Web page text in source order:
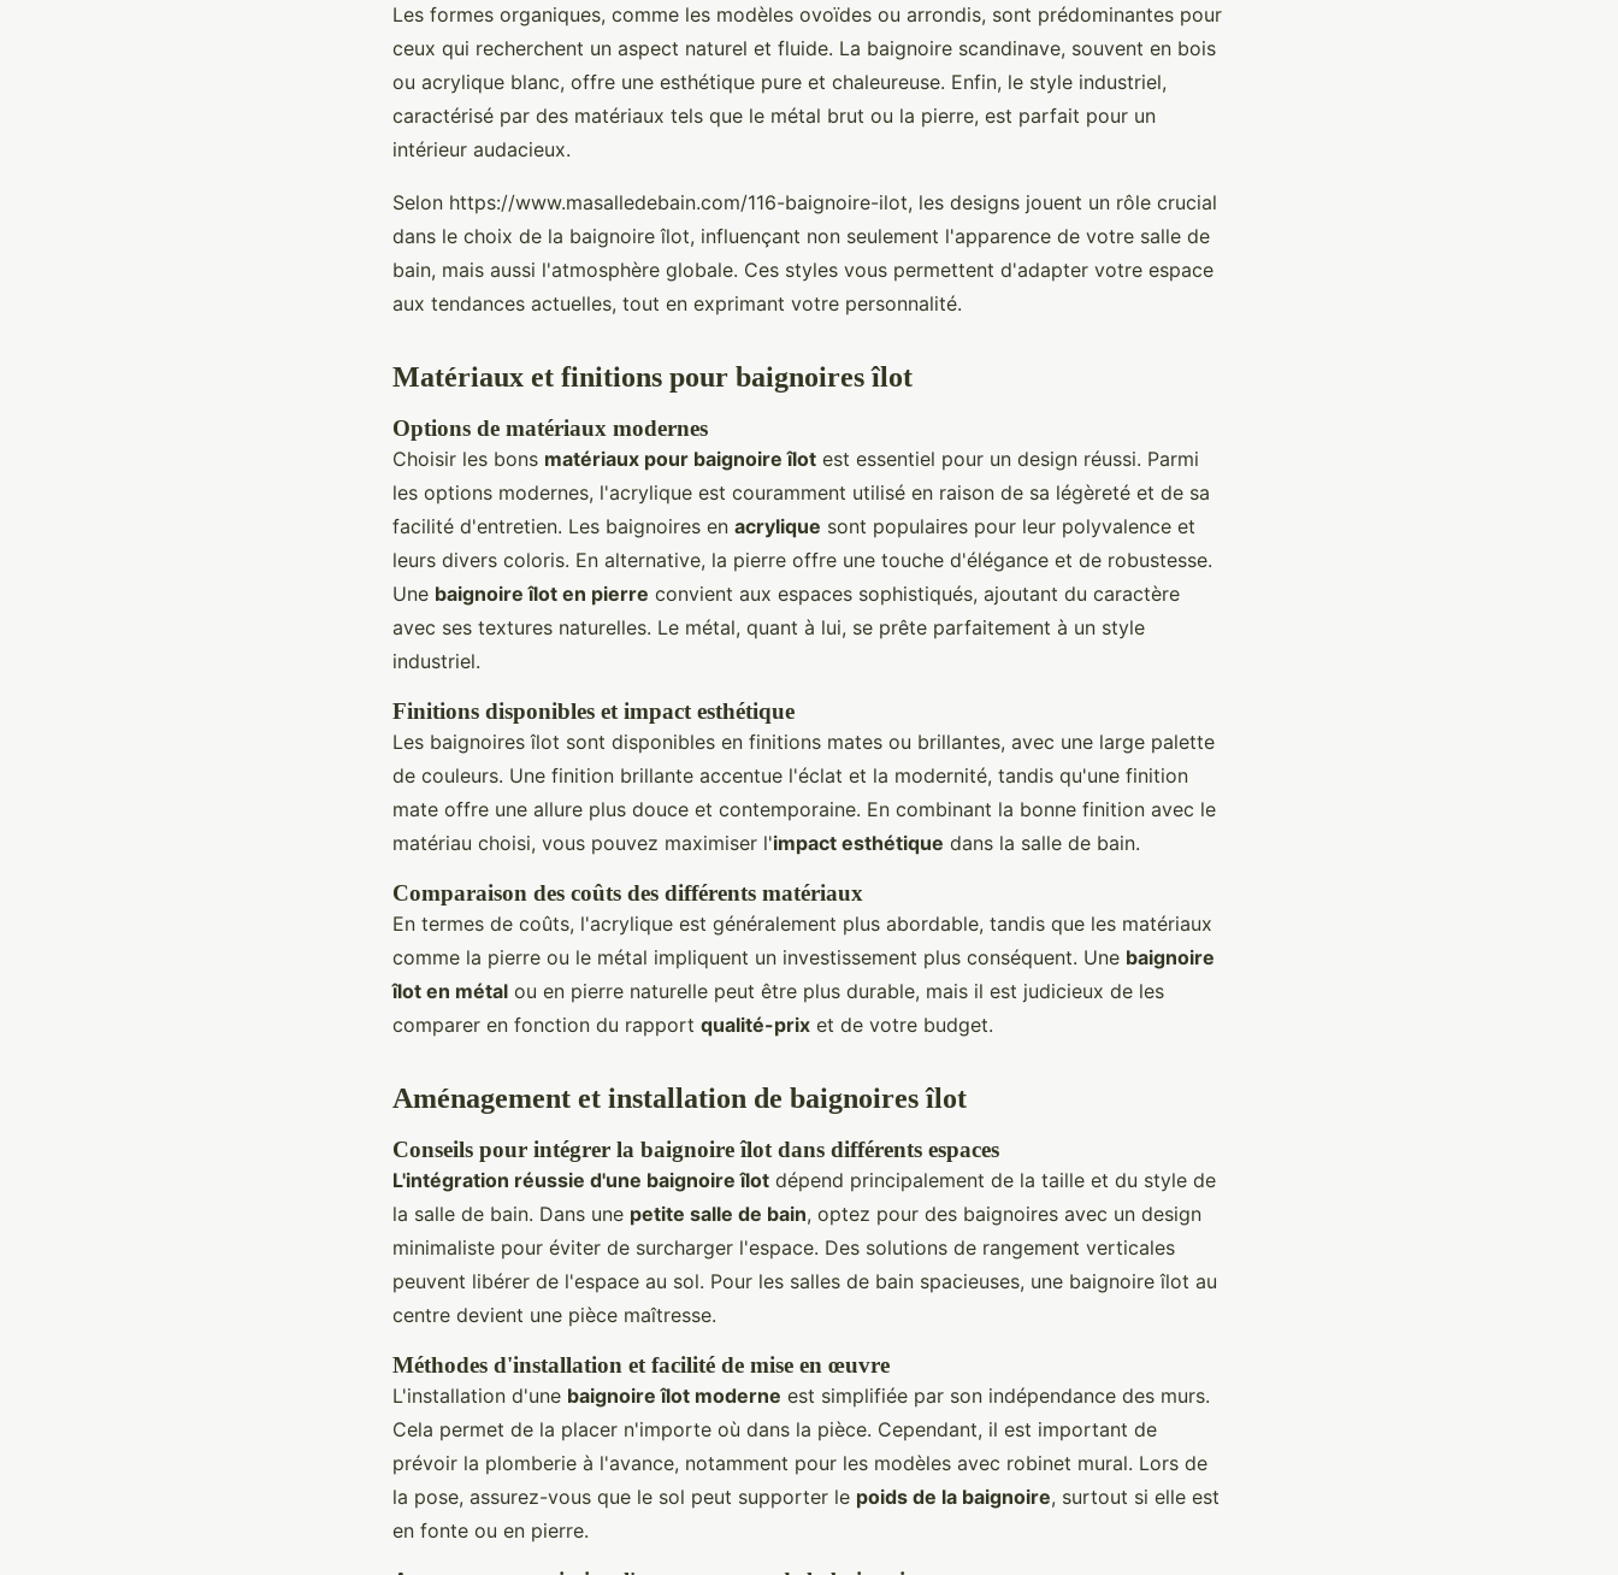
Les formes organiques, comme les modèles ovoïdes ou arrondis, sont prédominantes pour
ceux qui recherchent un aspect naturel et fluide. La baignoire scandinave, souvent en bois
ou acrylique blanc, offre une esthétique pure et chaleureuse. Enfin, le style industriel,
caractérisé par des matériaux tels que le métal brut ou la pierre, est parfait pour un
intérieur audacieux.
Selon https://www.masalledebain.com/116-baignoire-ilot, les designs jouent un rôle crucial
dans le choix de la baignoire îlot, influençant non seulement l'apparence de votre salle de
bain, mais aussi l'atmosphère globale. Ces styles vous permettent d'adapter votre espace
aux tendances actuelles, tout en exprimant votre personnalité.
Matériaux et finitions pour baignoires îlot
Options de matériaux modernes
Choisir les bons matériaux pour baignoire îlot est essentiel pour un design réussi. Parmi
les options modernes, l'acrylique est couramment utilisé en raison de sa légèreté et de sa
facilité d'entretien. Les baignoires en acrylique sont populaires pour leur polyvalence et
leurs divers coloris. En alternative, la pierre offre une touche d'élégance et de robustesse.
Une baignoire îlot en pierre convient aux espaces sophistiqués, ajoutant du caractère
avec ses textures naturelles. Le métal, quant à lui, se prête parfaitement à un style
industriel.
Finitions disponibles et impact esthétique
Les baignoires îlot sont disponibles en finitions mates ou brillantes, avec une large palette
de couleurs. Une finition brillante accentue l'éclat et la modernité, tandis qu'une finition
mate offre une allure plus douce et contemporaine. En combinant la bonne finition avec le
matériau choisi, vous pouvez maximiser l'impact esthétique dans la salle de bain.
Comparaison des coûts des différents matériaux
En termes de coûts, l'acrylique est généralement plus abordable, tandis que les matériaux
comme la pierre ou le métal impliquent un investissement plus conséquent. Une baignoire
îlot en métal ou en pierre naturelle peut être plus durable, mais il est judicieux de les
comparer en fonction du rapport qualité-prix et de votre budget.
Aménagement et installation de baignoires îlot
Conseils pour intégrer la baignoire îlot dans différents espaces
L'intégration réussie d'une baignoire îlot dépend principalement de la taille et du style de
la salle de bain. Dans une petite salle de bain, optez pour des baignoires avec un design
minimaliste pour éviter de surcharger l'espace. Des solutions de rangement verticales
peuvent libérer de l'espace au sol. Pour les salles de bain spacieuses, une baignoire îlot au
centre devient une pièce maîtresse.
Méthodes d'installation et facilité de mise en œuvre
L'installation d'une baignoire îlot moderne est simplifiée par son indépendance des murs.
Cela permet de la placer n'importe où dans la pièce. Cependant, il est important de
prévoir la plomberie à l'avance, notamment pour les modèles avec robinet mural. Lors de
la pose, assurez-vous que le sol peut supporter le poids de la baignoire, surtout si elle est
en fonte ou en pierre.